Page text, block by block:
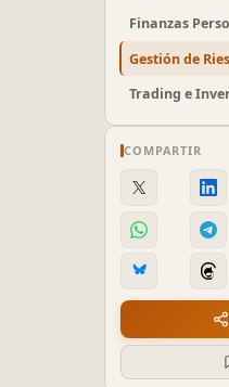
Finanzas
Gestión de
Trading e
COMPARTIR